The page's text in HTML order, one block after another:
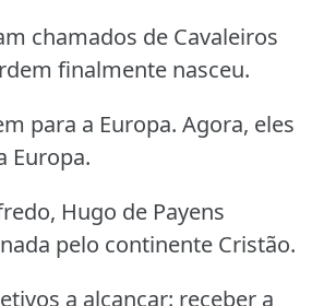
chamados de Cavaleiros
finalmente nasceu.
para a Europa. Agora, eles
Europa.
Hugo de Payens
pelo continente Cristão.
a alcançar: receber a